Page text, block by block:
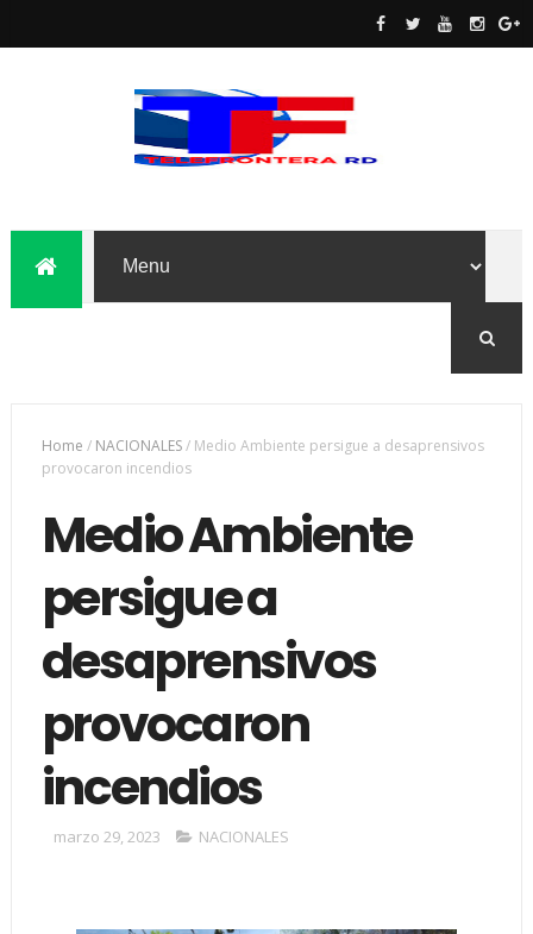
Home / NACIONALES/ Medio Ambiente persigue a desaprensivos
provocaron incendios
Medio Ambiente
persigue a
desaprensivos
provocaron
incendios
marzo 29, 2023 NACIONALES